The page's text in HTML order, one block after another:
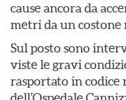
cause ancora da
metri da un costone
Sul posto sono
viste le gravi
rasportato in codice